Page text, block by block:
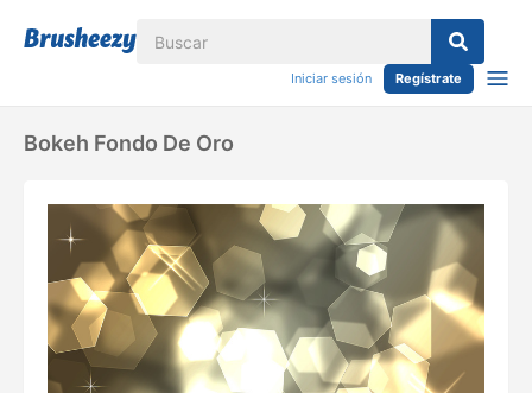
Iniciar sesión Regístrate
Bokeh Fondo De Oro